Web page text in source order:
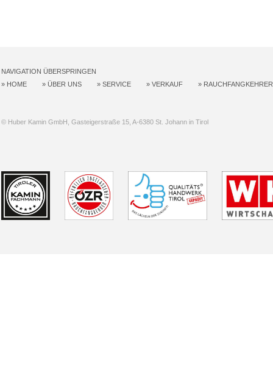
NAVIGATION ÜBERSPRINGEN
» HOME » ÜBER UNS » SERVICE » VERKAUF » RAUCHFANGKEHRER
© Huber Kamin GmbH, Gasteigerstraße 15, A-6380 St. Johann in Tirol